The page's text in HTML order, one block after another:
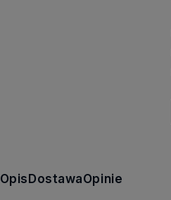
Opis DostawaOpinie